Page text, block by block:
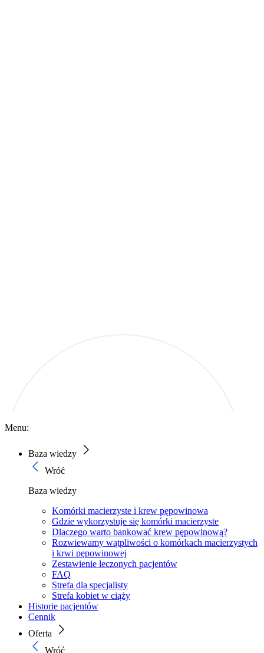
Menu:
Baza wiedzy
Wróć
Baza wiedzy
Komórki macierzyste i krew pępowinowa
Gdzie wykorzystuje się komórki macierzyste
Dlaczego warto bankować krew pępowinową?
Rozwiewamy wątpliwości o komórkach macierzystych
i krwi pępowinowej
Zestawienie leczonych pacjentów
FAQ
Strefa dla specjalisty
Strefa kobiet w ciąży
Historie pacjentów
Cennik
Oferta
Wróć